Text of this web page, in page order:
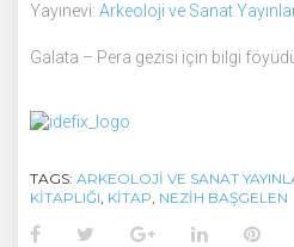
Yayınevi: Arkeoloji ve Sanat
Galata – Pera gezisi için bilgi
TAGS: ARKEOLOJI VE SANAT
KITAPLIĞI, KITAP, NEZIH BAŞGELEN
FacebookTwitterGoogle+LinkedIn